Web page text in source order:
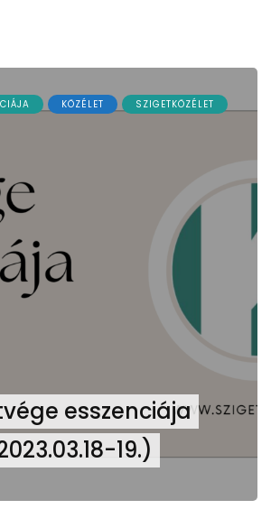
KÖZÉLET SZIGETKÖZÉLET
esszenciája
19.)